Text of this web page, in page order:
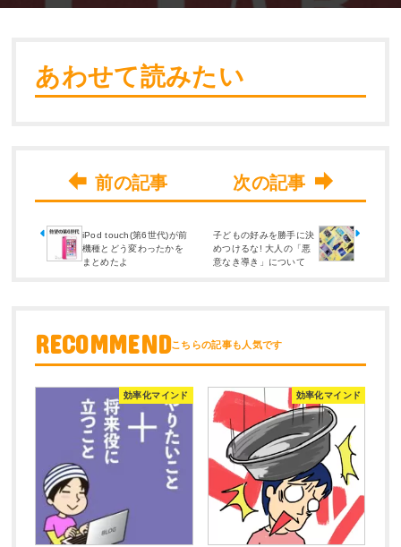
あわせて読みたい
iPod touch(第6世代)が前
機種とどう変わったかを
まとめたよ
子どもの好みを勝手に決
めつけるな! 大人の「悪
意なき導き」について
RECOMMEND
効率化マインド 効率化マインド